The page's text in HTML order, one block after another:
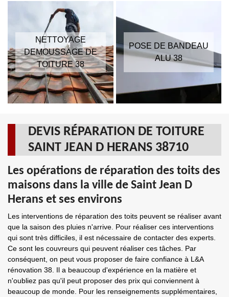
NETTOYAGE
DEMOUSSAGE DE
TOITURE 38
POSE DE BANDEAU
ALU 38
DEVIS RÉPARATION DE TOITURE
SAINT JEAN D HERANS 38710
Les opérations de réparation des toits des
maisons dans la ville de Saint Jean D
Herans et ses environs
Les interventions de réparation des toits peuvent se réaliser avant
que la saison des pluies n'arrive. Pour réaliser ces interventions
qui sont très difficiles, il est nécessaire de contacter des experts.
Ce sont les couvreurs qui peuvent réaliser ces tâches. Par
conséquent, on peut vous proposer de faire confiance à L&A
rénovation 38. Il a beaucoup d'expérience en la matière et
n'oubliez pas qu'il peut proposer des prix qui conviennent à
beaucoup de monde. Pour les renseignements supplémentaires,